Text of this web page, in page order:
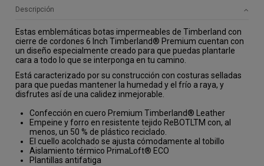
Descripción
Estas emblemáticas botas impermeables de Timberland con
cierre de cordones 6 Inch Timberland® Premium cuentan con
un diseño especialmente creado para que puedas plantarle
cara a todo lo que se interponga en tu camino.
Está caracterizado por su construcción con costuras selladas
para que puedas mantener la humedad y el frío a raya, y
disfrutes así de una calidez inmejorable.
Confección en cuero Premium Timberland® Leather
Empeine y forro en resistente tejido ReBOTLTM con, al
menos, un 50 % de plástico reciclado.
El cuello acolchado se ajusta cómodamente al tobillo
Aislamiento térmico PrimaLoft® ECO
Plantillas antifatiga